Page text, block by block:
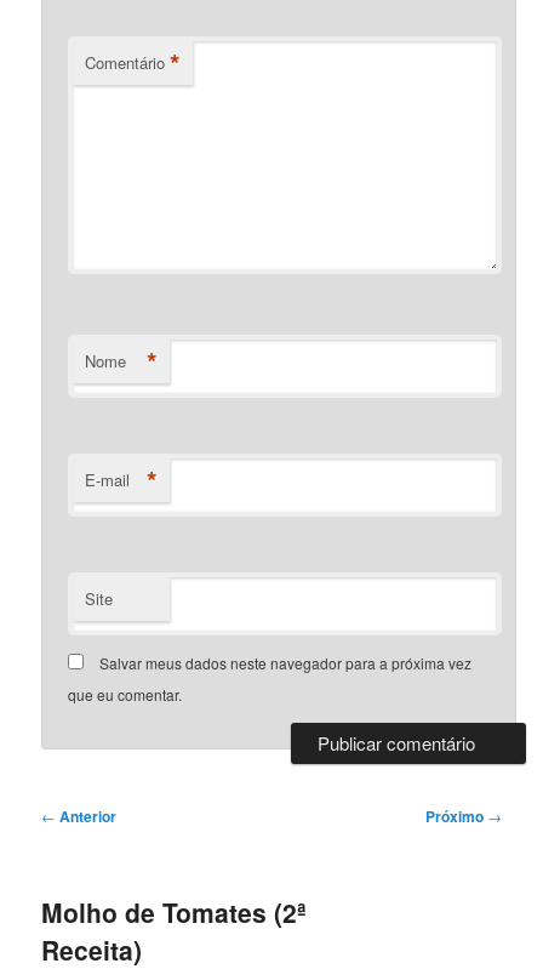
Comentário *
Nome *
E-mail *
Site
Salvar meus dados neste navegador para a próxima vez
que eu comentar.
Navegação
← Anterior Próximo →
Molho de Tomates (2ª
Receita)